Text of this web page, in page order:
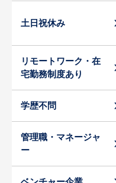
土日祝休み
リモートワーク・在
宅勤務制度あり
学歴不問
管理職・マネージャ
ー